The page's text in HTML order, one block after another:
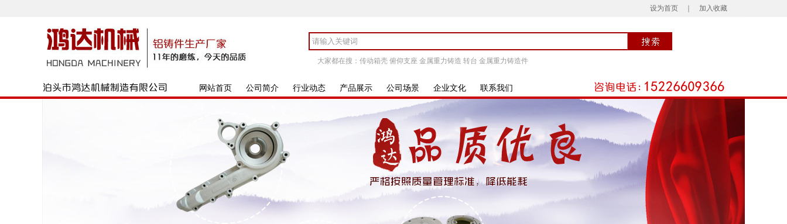
设为首页 加入收藏
大家都在搜： 传动箱壳 俯仰支座 金属重力铸造 转台 金属重力铸造件
网站首页 公司简介 行业动态 产品展示 公司场景 企业文化 联系我们